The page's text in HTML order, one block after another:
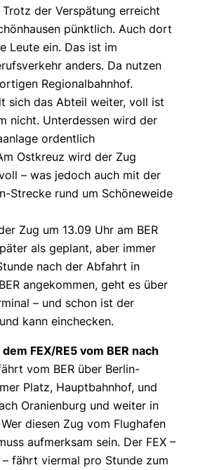
Trotz der Verspätung erreicht
pünktlich. Auch dort
Leute ein. Das ist im
anders. Da nutzen
Regionalbahnhof.
sich das Abteil weiter, voll ist
nicht. Unterdessen wird der
ordentlich
Ostkreuz wird der Zug
– was jedoch auch mit der
Strecke rund um Schöneweide
Zug um 13.09 Uhr am BER
als geplant, aber immer
nach der Abfahrt in
angekommen, geht es über
– und schon ist der
kann einchecken.
FEX/RE5 vom BER nach
vom BER über Berlin-
Platz, Hauptbahnhof, und
Oranienburg und weiter in
diesen Zug vom Flughafen
aufmerksam sein. Der FEX –
– fährt viermal pro Stunde zum